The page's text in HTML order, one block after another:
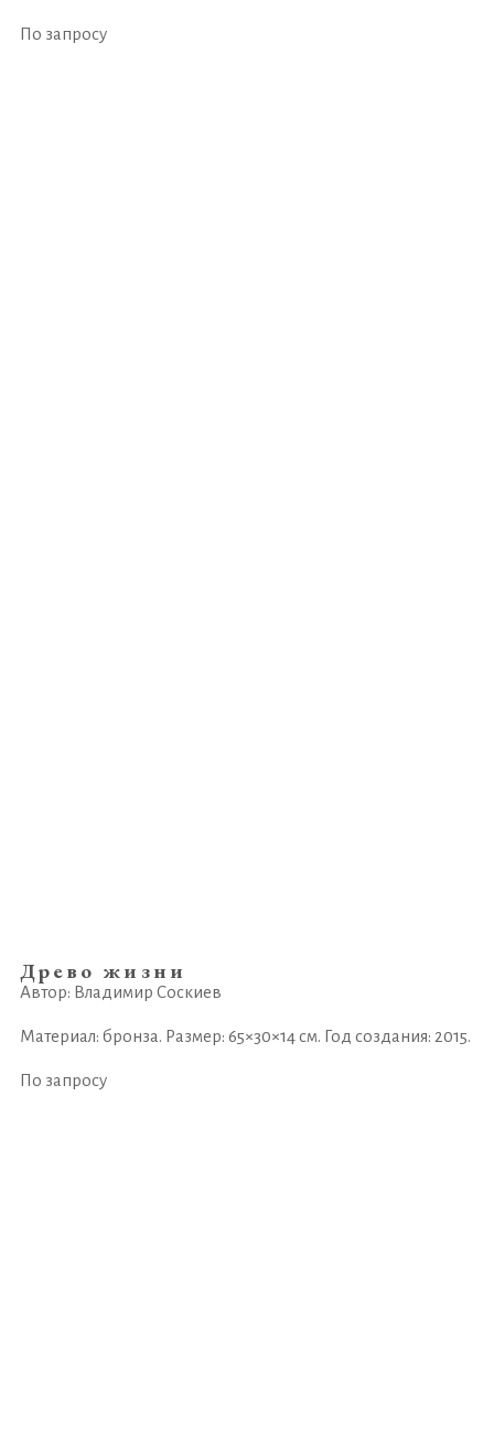
По запросу
Древо жизни
Автор: Владимир Соскиев
Материал: бронза. Размер: 65×30×14 см. Год создания: 2015.
По запросу